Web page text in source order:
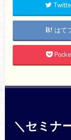
はて
＼セミナ